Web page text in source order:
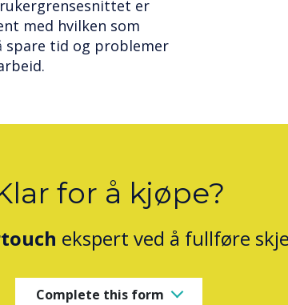
er
med hvilken som
spare tid og problemer
for å kjøpe?
ekspert ved å fullføre
Complete this form